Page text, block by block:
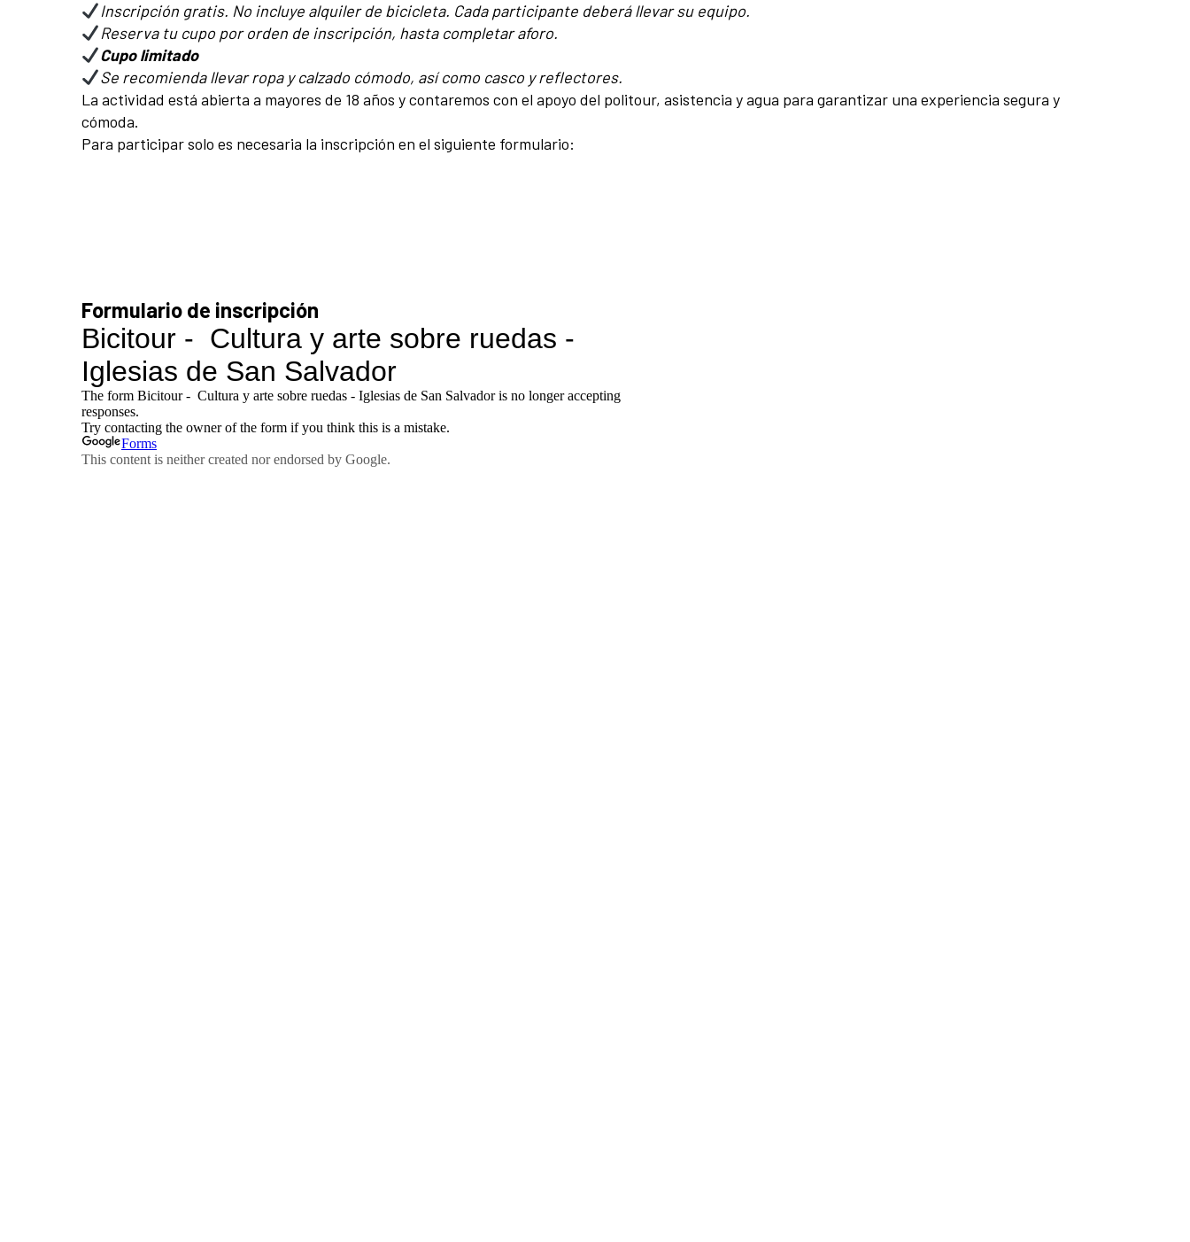
Inscripción gratis. No incluye alquiler de bicicleta. Cada participante deberá llevar su equipo.
Reserva tu cupo por orden de inscripción, hasta completar aforo.
Cupo limitado
Se recomienda llevar ropa y calzado cómodo, así como casco y reflectores.
La actividad está abierta a mayores de 18 años y contaremos con el apoyo del politour, asistencia y agua para garantizar una experiencia segura y
cómoda.
Para participar solo es necesaria la inscripción en el siguiente formulario:
Formulario de inscripción